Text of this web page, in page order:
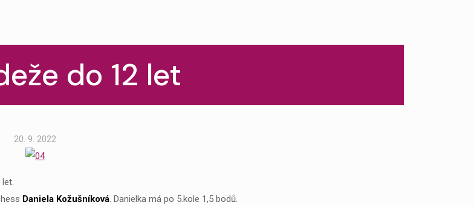
do 12 let
20. 9. 2022
Daniela Kožušníková . Danielka má po 5.kole 1,5 bodů.